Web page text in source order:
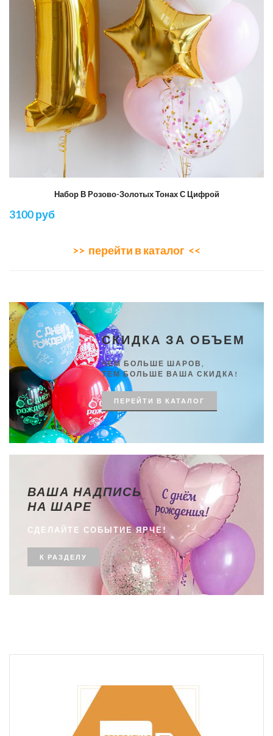
Набор В Розово-Золотых Тонах С Цифрой
3100 руб
>> перейти в каталог <<
СКИДКА ЗА ОБЪЕМ
ЧЕМ БОЛЬШЕ ШАРОВ,
ТЕМ БОЛЬШЕ ВАША СКИДКА!
ПЕРЕЙТИ В КАТАЛОГ
ВАША НАДПИСЬ
НА ШАРЕ
СДЕЛАЙТЕ СОБЫТИЕ ЯРЧЕ!
К РАЗДЕЛУ